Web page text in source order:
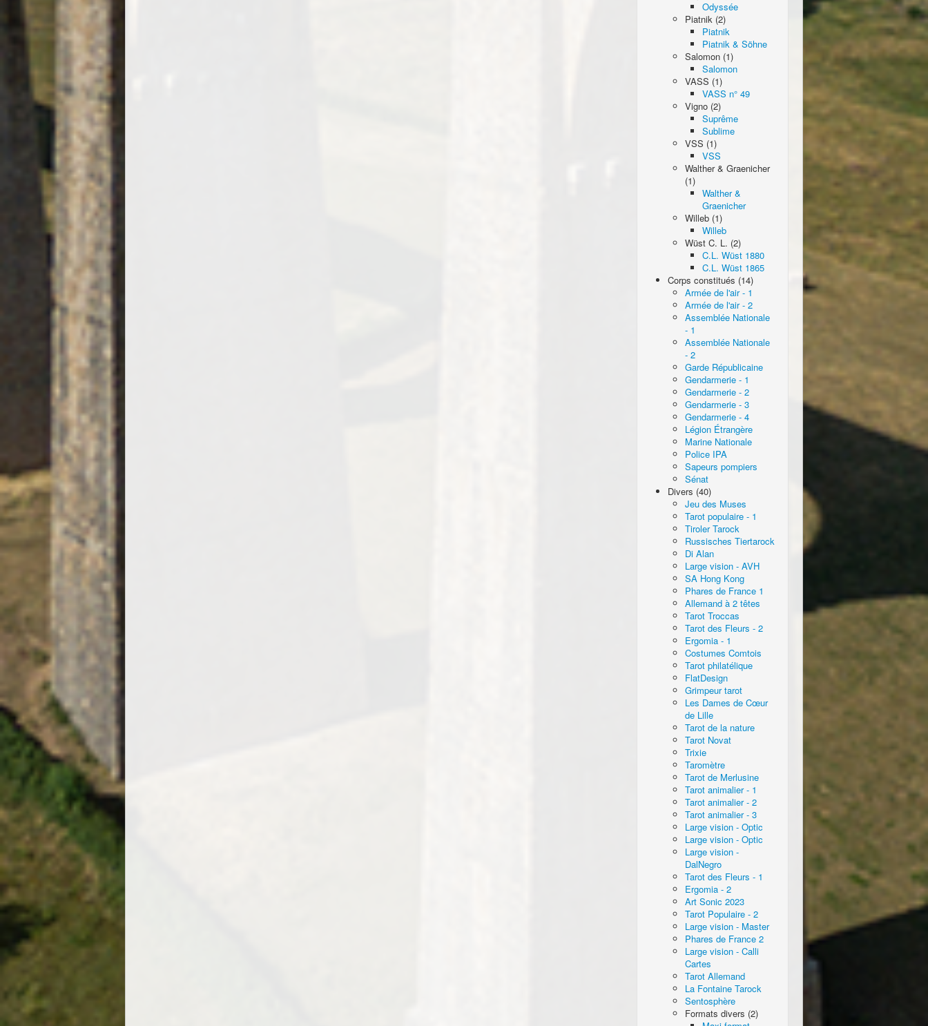
Odyssée
Piatnik (2)
Piatnik
Piatnik & Söhne
Salomon (1)
Salomon
VASS (1)
VASS n° 49
Vigno (2)
Suprême
Sublime
VSS (1)
VSS
Walther & Graenicher
(1)
Walther &
Graenicher
Willeb (1)
Willeb
Wüst C. L. (2)
C.L. Wüst 1880
C.L. Wüst 1865
Corps constitués (14)
Armée de l'air - 1
Armée de l'air - 2
Assemblée Nationale
- 1
Assemblée Nationale
- 2
Garde Républicaine
Gendarmerie - 1
Gendarmerie - 2
Gendarmerie - 3
Gendarmerie - 4
Légion Étrangère
Marine Nationale
Police IPA
Sapeurs pompiers
Sénat
Divers (40)
Jeu des Muses
Tarot populaire - 1
Tiroler Tarock
Russisches Tiertarock
Di Alan
Large vision - AVH
SA Hong Kong
Phares de France 1
Allemand à 2 têtes
Tarot Troccas
Tarot des Fleurs - 2
Ergomia - 1
Costumes Comtois
Tarot philatélique
FlatDesign
Grimpeur tarot
Les Dames de Cœur
de Lille
Tarot de la nature
Tarot Novat
Trixie
Taromètre
Tarot de Merlusine
Tarot animalier - 1
Tarot animalier - 2
Tarot animalier - 3
Large vision - Optic
Large vision - Optic
Large vision -
DalNegro
Tarot des Fleurs - 1
Ergomia - 2
Art Sonic 2023
Tarot Populaire - 2
Large vision - Master
Phares de France 2
Large vision - Calli
Cartes
Tarot Allemand
La Fontaine Tarock
Sentosphère
Formats divers (2)